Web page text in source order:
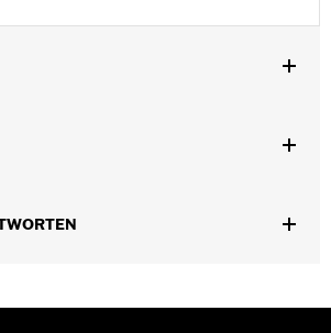
(außer FLTRXSE ab ’23, FLTRX und